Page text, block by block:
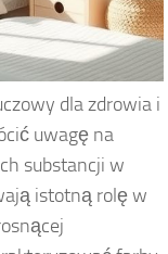
dla zdrowia i
uwagę na
substancji w
istotną rolę w